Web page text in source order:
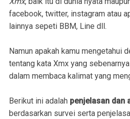
facebook, twitter, instagram atau
lainnya sepeti BBM, Line dll.
Namun apakah kamu mengetahui
tentang kata Xmx yang
dalam membaca kalimat yang
Berikut ini adalah penjelasan dan
berdasarkan survei serta